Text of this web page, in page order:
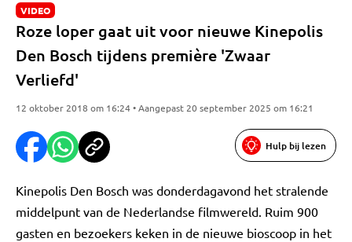
VIDEO
Roze loper gaat uit voor nieuwe Kinepolis
Den Bosch tijdens première 'Zwaar
Verliefd'
12 oktober 2018 om 16:24 • Aangepast 20 september 2025 om 16:21
Hulp bij lezen
Kinepolis Den Bosch was donderdagavond het stralende
middelpunt van de Nederlandse filmwereld. Ruim 900
gasten en bezoekers keken in de nieuwe bioscoop in het